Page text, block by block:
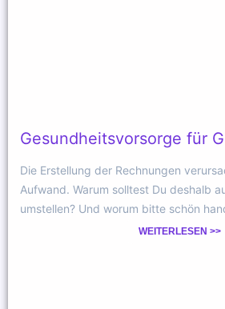
Gesundheitsvorsorge für
Die Erstellung der Rechnungen
Aufwand. Warum solltest Du deshalb
umstellen? Und worum bitte schön
WEITERLESEN >>